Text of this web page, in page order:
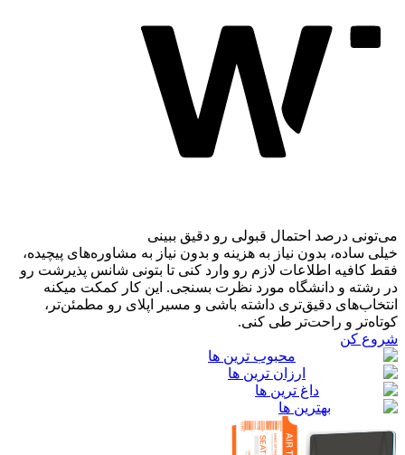
می‌تونی درصد احتمال قبولی رو دقیق ببینی
خیلی ساده، بدون نیاز به هزینه و بدون نیاز به مشاوره‌های پیچیده،
فقط کافیه اطلاعات لازم رو وارد کنی تا بتونی شانس پذیرشت رو
در رشته و دانشگاه مورد نظرت بسنجی. این کار کمکت میکنه
انتخاب‌های دقیق‌تری داشته باشی و مسیر اپلای رو مطمئن‌تر،
کوتاه‌تر و راحت‌تر طی کنی.
شروع کن
محبوب ترین ها
ارزان ترین ها
داغ ترین ها
بهترین ها